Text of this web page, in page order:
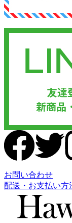
お問い合わせ
配送・お支払い方